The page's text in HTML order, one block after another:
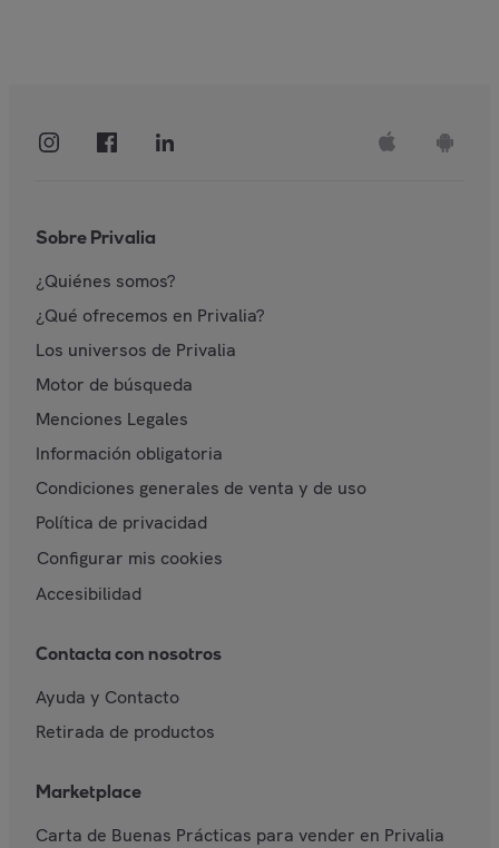
Sobre Privalia
¿Quiénes somos?
¿Qué ofrecemos en Privalia?
Los universos de Privalia
Motor de búsqueda
Menciones Legales
Información obligatoria
Condiciones generales de venta y de uso
Política de privacidad
Configurar mis cookies
Accesibilidad
Contacta con nosotros
Ayuda y Contacto
Retirada de productos
Marketplace
Carta de Buenas Prácticas para vender en Privalia